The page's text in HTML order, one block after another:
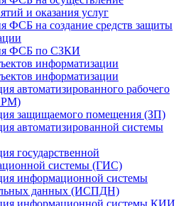
и оказания услуг
ФСБ на создание средств защиты
ФСБ по СЗКИ
информатизации
информатизации
автоматизированного рабочего
защищаемого помещения (ЗП)
автоматизированной системы
государственной
системы (ГИС)
информационной системы
данных (ИСПДН)
информационной системы КИИ